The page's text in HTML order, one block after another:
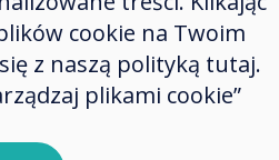
the
cookie na Twoim
z naszą polityką tutaj.
plikami cookie”